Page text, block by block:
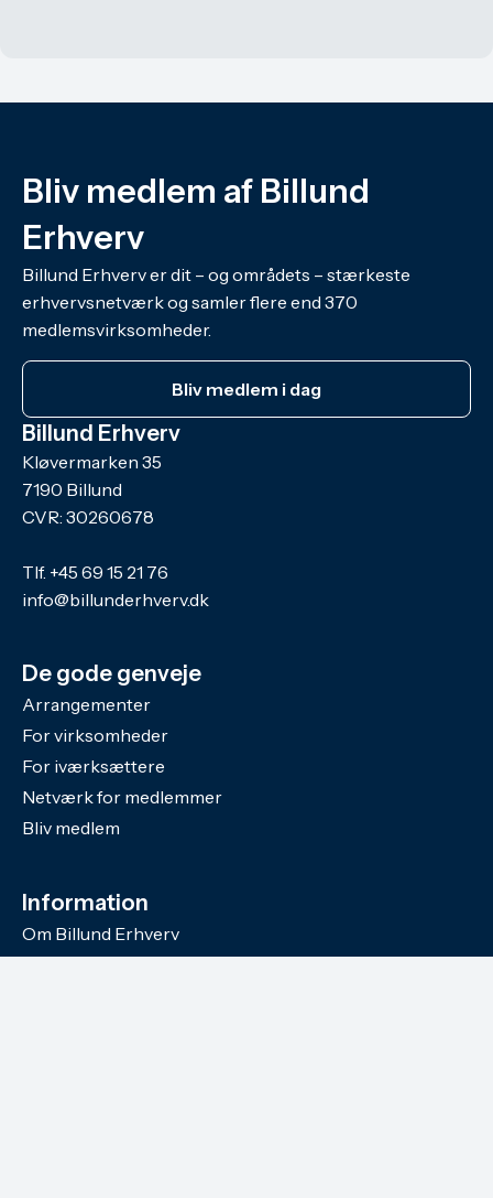
Bliv medlem af Billund
Erhverv
Billund Erhverv er dit – og områdets – stærkeste
erhvervsnetværk og samler flere end 370
medlemsvirksomheder.
Bliv medlem i dag
Billund Erhverv
Kløvermarken 35
7190 Billund
CVR: 30260678
Tlf. +45 69 15 21 76
info@billunderhverv.dk
De gode genveje
Arrangementer
For virksomheder
For iværksættere
Netværk for medlemmer
Bliv medlem
Information
Om Billund Erhverv